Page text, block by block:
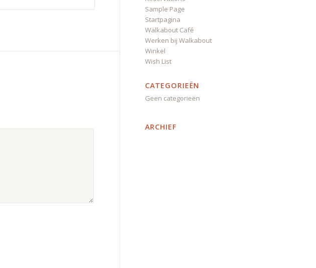
Sample Page
Startpagina
Walkabout Café
Werken bij Walkabout
Winkel
Wish List
CATEGORIEËN
Geen categorieën
ARCHIEF